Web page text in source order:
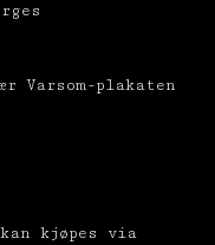
Varsom-plakaten
kjøpes via